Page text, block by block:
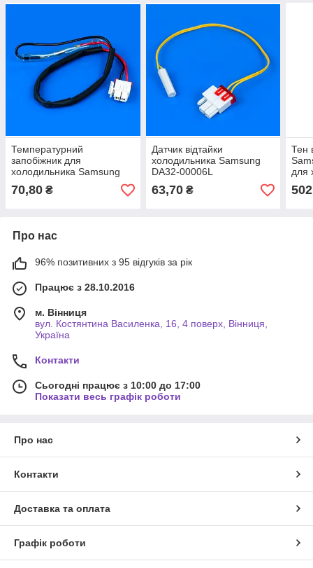
Температурний
запобіжник для
холодильника Samsung
DA47-00095E
70,80 ₴
Датчик відтайки
холодильника Samsung
DA32-00006L
63,70₴
Тен
для
502
Про нас
96% позитивних з 95 відгуків за рік
Працює з 28.10.2016
м. Вінниця
вул. Костянтина Василенка, 16, 4 поверх, Вінниця,
Україна
Контакти
Сьогодні працює з 10:00 до 17:00
Показати весь графік роботи
Про нас
Контакти
Доставка та оплата
Графік роботи